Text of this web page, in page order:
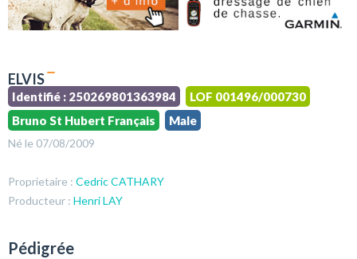
ELVIS
Identifié : 250269801363984
LOF 001496/000730
Bruno St Hubert Français
Male
Né le 07/08/2009
Proprietaire : Cedric CATHARY
Producteur : Henri LAY
Pédigrée